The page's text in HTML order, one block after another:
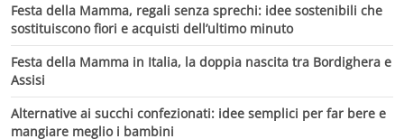
Festa della Mamma, regali senza sprechi: idee sostenibili che
sostituiscono fiori e acquisti dell’ultimo minuto
Festa della Mamma in Italia, la doppia nascita tra Bordighera e
Assisi
Alternative ai succhi confezionati: idee semplici per far bere e
mangiare meglio i bambini